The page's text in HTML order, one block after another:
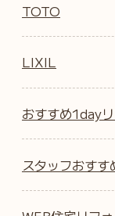
TOTO
LIXIL
おすすめ1day
スタッフおすす